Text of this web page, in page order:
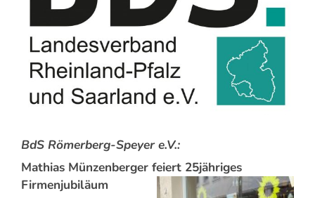
BdS Römerberg-Speyer e.V.:
Mathias Münzenberger feiert 25jähriges
Firmenjubiläum